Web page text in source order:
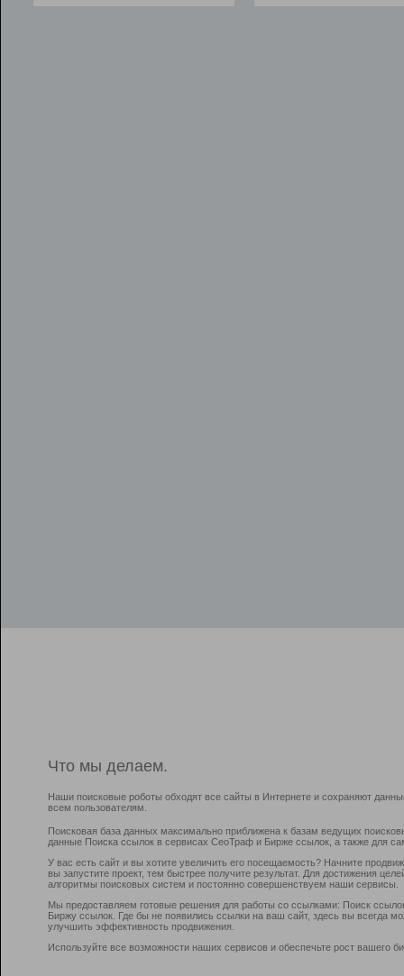
Что мы делаем.
Наши поисковые роботы обходят все сайты в Интернете и сохраняют
всем пользователям.
Поисковая база данных максимально приближена к базам ведущих
данные Поиска ссылок в сервисах СеоТраф и Бирже ссылок, а также для
У вас есть сайт и вы хотите увеличить его посещаемость? Начните
вы запустите проект, тем быстрее получите результат. Для достижения
алгоритмы поисковых систем и постоянно совершенствуем наши сервисы.
Мы предоставляем готовые решения для работы со ссылками: Поиск
Биржу ссылок. Где бы не появились ссылки на ваш сайт, здесь вы всегда
улучшить эффективность продвижения.
Используйте все возможности наших сервисов и обеспечьте рост вашего